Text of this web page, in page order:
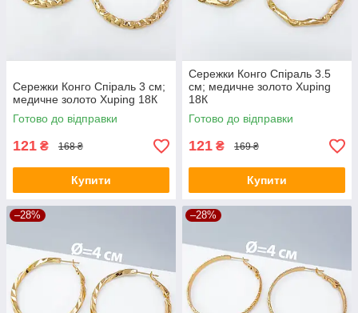
Сережки Конго Спіраль 3 см;
медичне золото Xuping 18К
Готово до відправки
121 ₴ 168 ₴
Купити
Сережки Конго Спіраль 3.5
см; медичне золото Xuping
18К
Готово до відправки
121 ₴ 169 ₴
Купити
–28% –28%